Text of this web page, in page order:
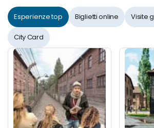
Esperienze top Biglietti online Visite
City Card